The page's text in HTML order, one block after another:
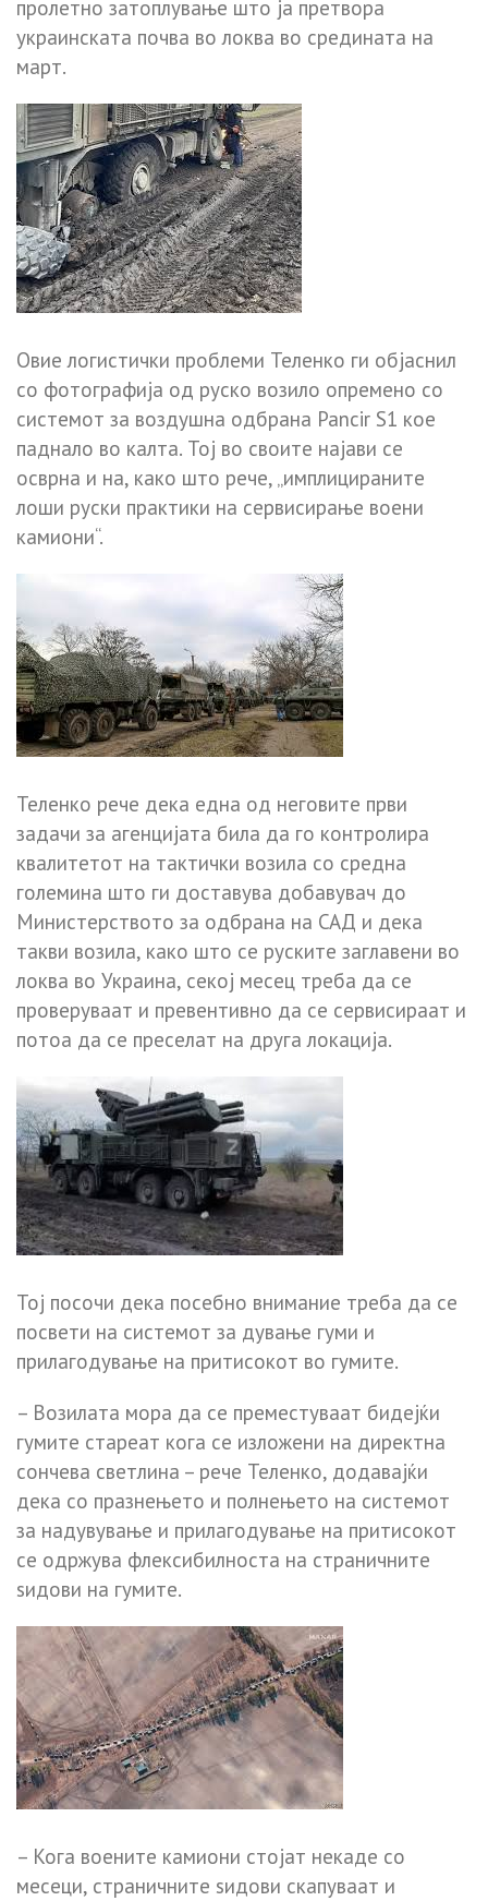
пролетно затоплување што ја претвора
украинската почва во локва во средината на
март.
Овие логистички проблеми Теленко ги објаснил
со фотографија од руско возило опремено со
системот за воздушна одбрана Pancir S1 кое
паднало во калта. Тој во своите најави се
осврна и на, како што рече, „имплицираните
лоши руски практики на сервисирање воени
камиони“.
Теленко рече дека една од неговите први
задачи за агенцијата била да го контролира
квалитетот на тактички возила со средна
големина што ги доставува добавувач до
Министерството за одбрана на САД и дека
такви возила, како што се руските заглавени во
локва во Украина, секој месец треба да се
проверуваат и превентивно да се сервисираат и
потоа да се преселат на друга локација.
Тој посочи дека посебно внимание треба да се
посвети на системот за дување гуми и
прилагодување на притисокот во гумите.
– Возилата мора да се преместуваат бидејќи
гумите стареат кога се изложени на директна
сончева светлина – рече Теленко, додавајќи
дека со празнењето и полнењето на системот
за надувување и прилагодување на притисокот
се одржува флексибилноста на страничните
ѕидови на гумите.
– Кога воените камиони стојат некаде со
месеци, страничните ѕидови скапуваат и